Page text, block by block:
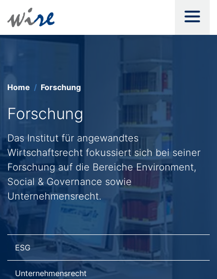
Home Forschung
Forschung
Das Institut für angewandtes
Wirtschaftsrecht fokussiert sich bei seiner
Forschung auf die Bereiche Environment,
Social & Governance sowie
Unternehmensrecht.
ESG
Unternehmensrecht